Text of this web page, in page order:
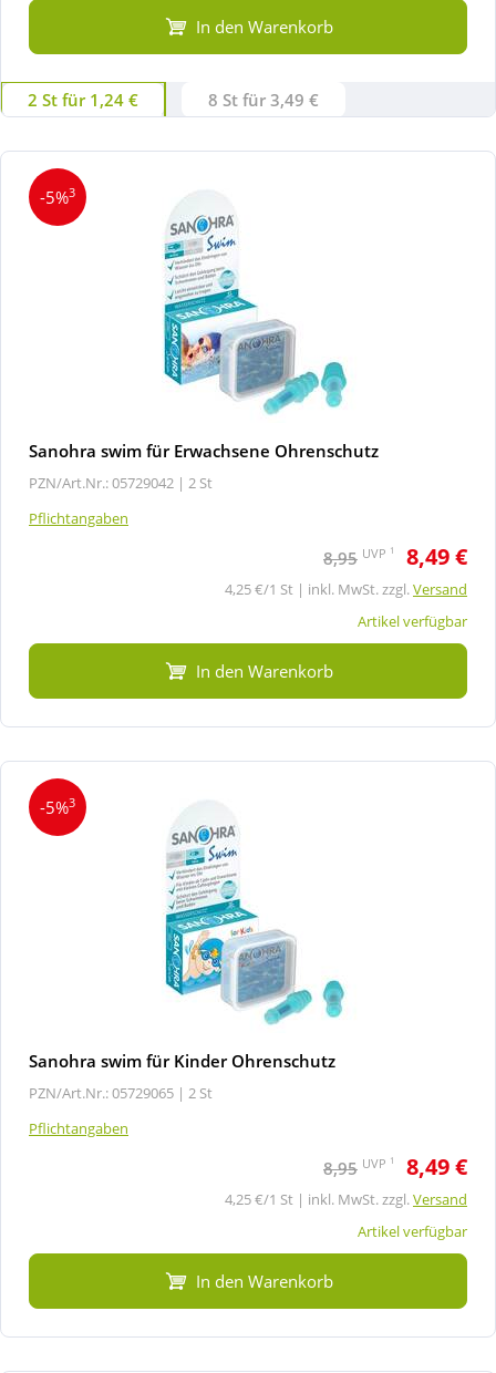
In den Warenkorb
2 St für 1,24 € 8 St für 3,49 €
-5%3
Sanohra swim für Erwachsene Ohrenschutz
PZN/Art.Nr.: 05729042 | 2 St
Pflichtangaben
8,95 UVP 1 8,49 €
4,25 €/1 St | inkl. MwSt. zzgl.Versand
Artikel verfügbar
In den Warenkorb
-5%3
Sanohra swim für Kinder Ohrenschutz
PZN/Art.Nr.: 05729065 | 2 St
Pflichtangaben
8,95 UVP 1 8,49 €
4,25 €/1 St | inkl. MwSt. zzgl.Versand
Artikel verfügbar
In den Warenkorb